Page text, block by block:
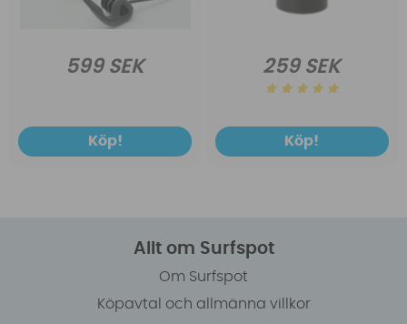
599 SEK
Köp!
259 SEK
Köp!
Allt om Surfspot
Om Surfspot
Köpavtal och allmänna villkor